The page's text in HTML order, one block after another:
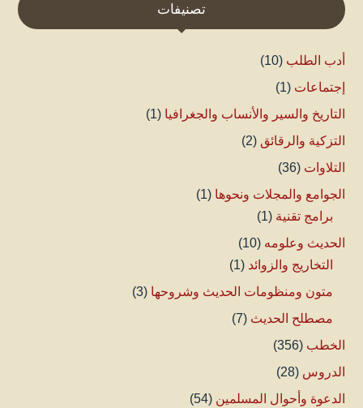
تصنيفات
أدب الطلب (10)
إجتماعات (1)
التاريخ والسير والأنساب والجغرافيا (1)
التزكية والرقائق (2)
التلاوات (36)
الجوامع والمجلات ونحوها (1)
برامج تقنية (1)
الحديث وعلومه (10)
التخاريج والزوائد (1)
متون ومنظومات الحديث وشروحها (3)
مصطلح الحديث (7)
الخطب (356)
الدروس (28)
الدعوة وأحوال المسلمين (54)